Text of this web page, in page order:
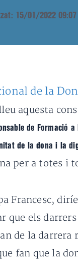
15/01/2022 09:07
de la
aquesta
de Formació a
de la dona i la
per a totes i
Francesc,
que els darrers
de la
fan que la